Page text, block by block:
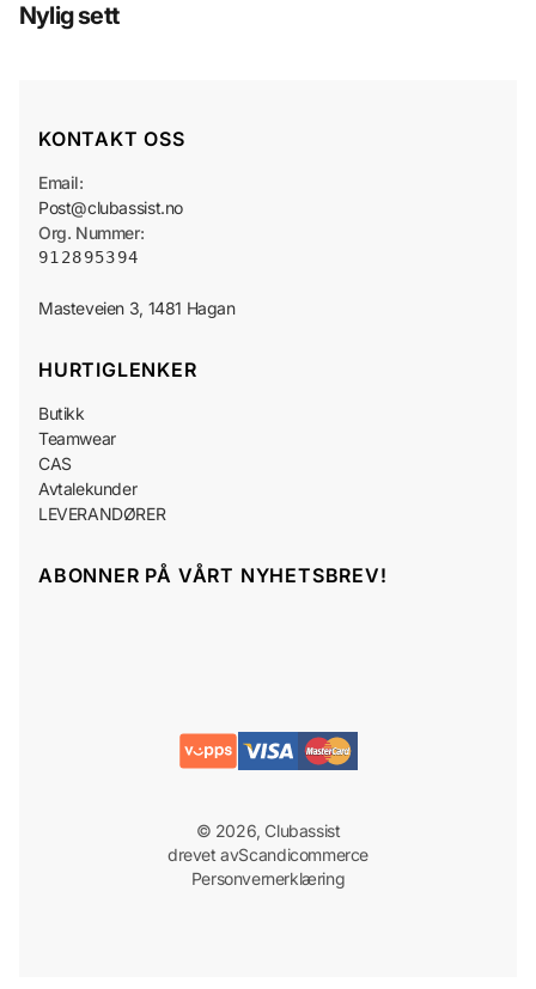
Nylig sett
KONTAKT OSS
Email:
Post@clubassist.no
Org. Nummer:
912895394
Masteveien 3, 1481 Hagan
HURTIGLENKER
Butikk
Teamwear
CAS
Avtalekunder
LEVERANDØRER
ABONNER PÅ VÅRT NYHETSBREV!
© 2026, Clubassist
drevet avScandicommerce
Personvernerklæring